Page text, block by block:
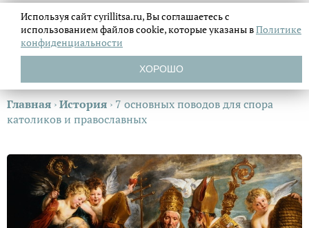
Главная ›История › 7 основных поводов для спора
католиков и православных
Используя сайт cyrillitsa.ru, Вы соглашаетесь с
использованием файловcookie, которые указаны вПолитике
конфиденциальности
ХОРОШО